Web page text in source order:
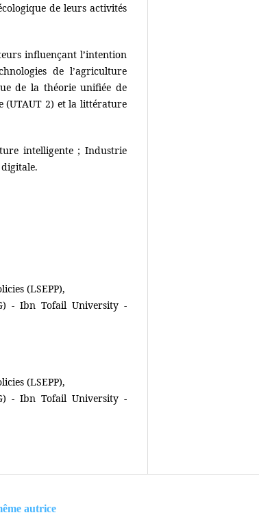
de leurs activités
influençant l’intention
de l’agriculture
de la théorie unifiée de
(UTAUT 2) et la littérature
intelligente ; Industrie
(LSEPP),
- Ibn Tofail University -
(LSEPP),
- Ibn Tofail University -
autrice